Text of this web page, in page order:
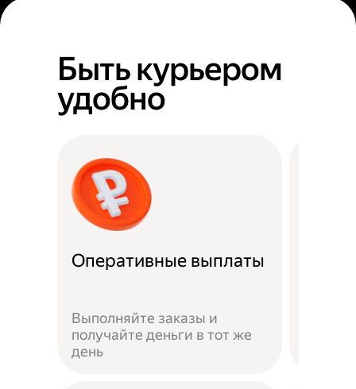
Быть курьером
удобно
Оперативные выплаты
Выполняйте заказы и
получайте деньги в тот же
день